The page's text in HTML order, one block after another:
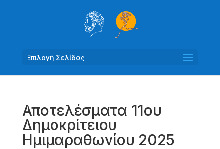
Επιλογή Σελίδας
Αποτελέσματα 11ου
Δημοκρίτειου
Ημιμαραθωνίου 2025